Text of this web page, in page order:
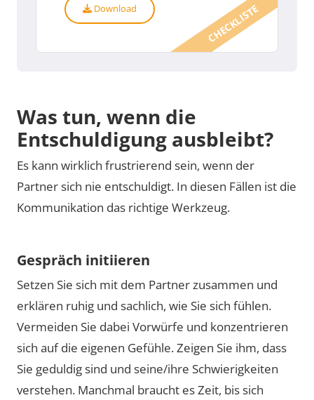
CHECKLISTE
Download
Was tun, wenn die
Entschuldigung ausbleibt?
Es kann wirklich frustrierend sein, wenn der
Partner sich nie entschuldigt. In diesen Fällen ist die
Kommunikation das richtige Werkzeug.
Gespräch initiieren
Setzen Sie sich mit dem Partner zusammen und
erklären ruhig und sachlich, wie Sie sich fühlen.
Vermeiden Sie dabei Vorwürfe und konzentrieren
sich auf die eigenen Gefühle. Zeigen Sie ihm, dass
Sie geduldig sind und seine/ihre Schwierigkeiten
verstehen. Manchmal braucht es Zeit, bis sich